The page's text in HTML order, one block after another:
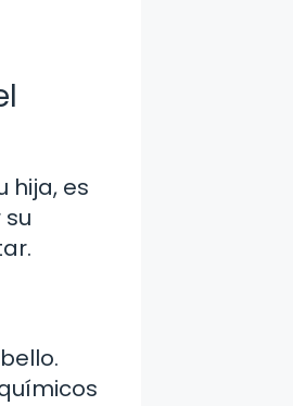
hija, es